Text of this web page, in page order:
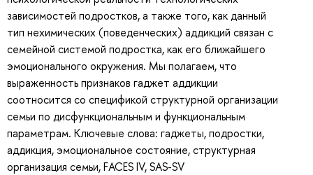
зависимостей подростков, а также того, как данный
тип нехимических (поведенческих) аддикций связан с
семейной системой подростка, как его ближайшего
эмоционального окружения. Мы полагаем, что
выраженность признаков гаджет аддикции
соотносится со спецификой структурной организации
семьи по дисфункциональным и функциональным
параметрам. Ключевые слова: гаджеты, подростки,
аддикция, эмоциональное состояние, структурная
организация семьи, FACES IV, SAS-SV